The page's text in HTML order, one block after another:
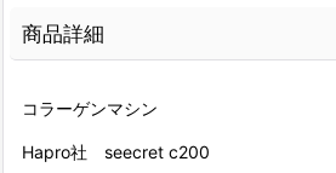
商品詳細
コラーゲンマシン
Hapro社 seecret c200